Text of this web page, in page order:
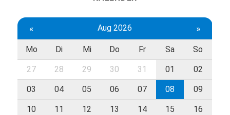
« Aug 2026 »
Mo Di Mi Do Fr Sa So
27 28 29 30 31 01 02
03 04 05 06 07 08 09
10 11 12 13 14 15 16